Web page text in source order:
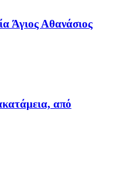
Άγιος Αθανάσιος
από